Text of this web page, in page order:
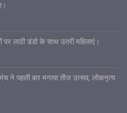
लाठी डंडो के साथ उतरी महिलाएं।
ने पहली बार मनाया तीज उत्सव, लोकनृत्य